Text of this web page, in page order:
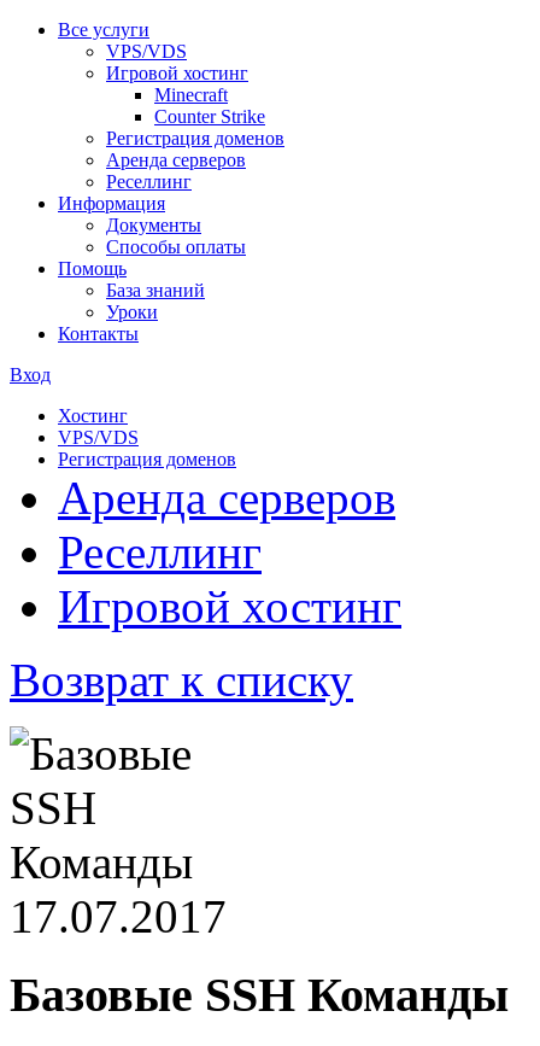
Все услуги
VPS/VDS
Игровой хостинг
Minecraft
Counter Strike
Регистрация доменов
Аренда серверов
Реселлинг
Информация
Документы
Способы оплаты
Помощь
База знаний
Уроки
Контакты
Вход
Хостинг
VPS/VDS
Регистрация доменов
Аренда серверов
Реселлинг
Игровой хостинг
Возврат к списку
17.07.2017
Базовые SSH Команды